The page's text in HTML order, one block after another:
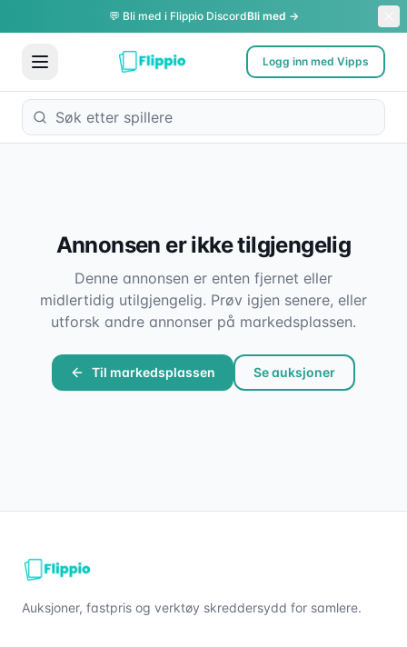
💬 Bli med i Flippio DiscordBli med →
Logg inn med Vipps
Annonsen er ikke tilgjengelig
Denne annonsen er enten fjernet eller
midlertidig utilgjengelig. Prøv igjen senere, eller
utforsk andre annonser på markedsplassen.
Til markedsplassen Se auksjoner
Auksjoner, fastpris og verktøy skreddersydd for samlere.